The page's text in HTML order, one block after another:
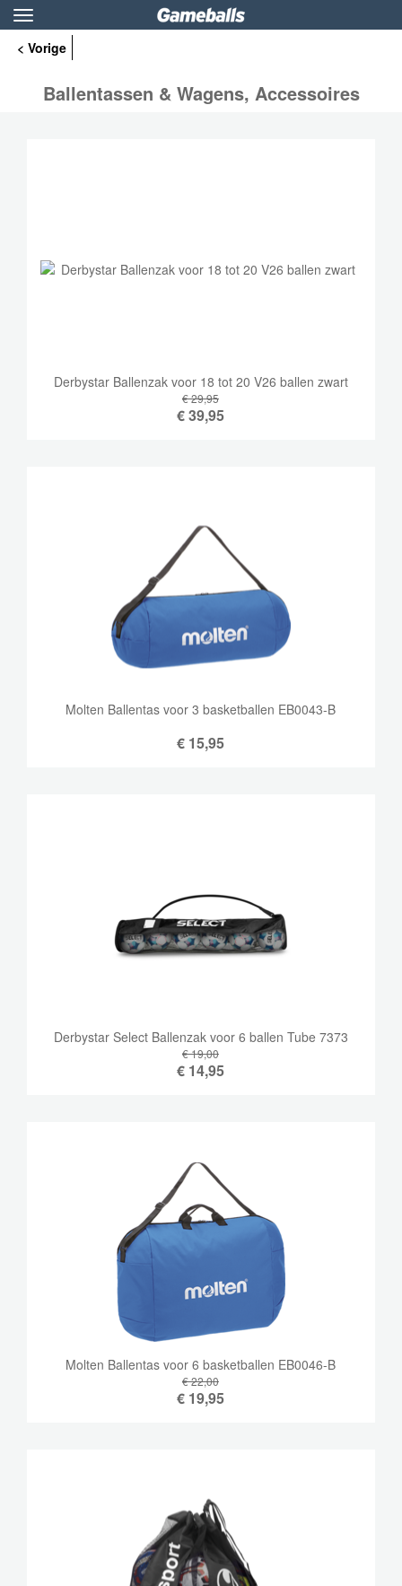
Toggle
navigation
< Vorige
Ballentassen & Wagens, Accessoires
Derbystar Ballenzak voor 18 tot 20 V26 ballen zwart
€ 29,95
€39,95
Molten Ballentas voor 3 basketballen EB0043-B
€ 15,95
Derbystar Select Ballenzak voor 6 ballen Tube 7373
€ 19,00
€ 14,95
Molten Ballentas voor 6 basketballen EB0046-B
€ 22,00
€ 19,95